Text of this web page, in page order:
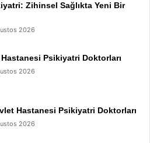
Zihinsel Sağlıkta Yeni Bir
2026
Psikiyatri Doktorları
2026
Hastanesi Psikiyatri Doktorları
2026